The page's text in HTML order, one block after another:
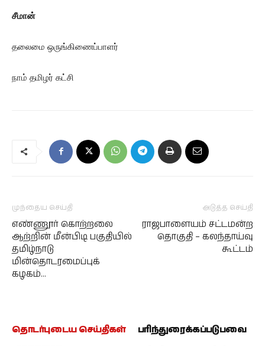
சீமான்
தலைமை ஒருங்கிணைப்பாளர்
நாம் தமிழர் கட்சி
முந்தைய செய்தி
எண்ணூர் கொற்றலை
ஆற்றின் மீன்பிடி பகுதியில்
தமிழ்நாடு
மின்தொடரமைப்புக்
கழகம்…
அடுத்த செய்தி
ராஜபாளையம் சட்டமன்ற
தொகுதி – கலந்தாய்வு
கூட்டம்
தொடர்புடைய செய்திகள் பரிந்துரைக்கப்படுபவை